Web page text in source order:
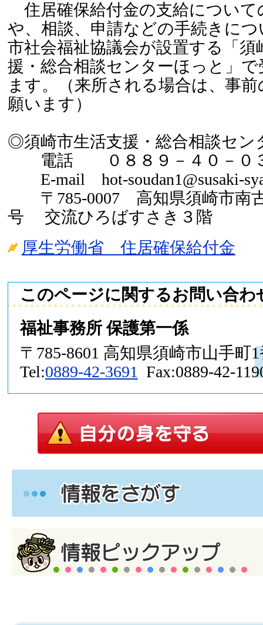
住居確保給付金の支給について
や、相談、申請などの手続きに
市社会福祉協議会が設置する「須
援・総合相談センターほっと」
ます。（来所される場合は、事
願います）
◎須崎市生活支援・総合相談セン
電話 ０８８９－４０－０
E-mail hot-soudan1@susaki-
〒785-0007 高知県須崎市南
号 交流ひろばすさき３階
厚生労働省 住居確保給付金
このページに関するお問い合わ
福祉事務所 保護第一係
〒785-8601 高知県須崎市山手町
Tel:0889-42-3691 Fax:0889-42-